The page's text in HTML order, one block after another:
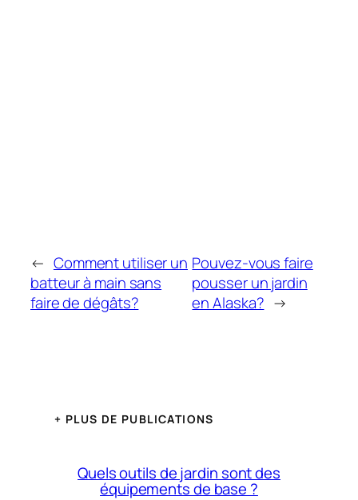
← Comment utiliser un
batteur à main sans
faire de dégâts?
Pouvez-vous faire
pousser un jardin
en Alaska? →
+ PLUS DE PUBLICATIONS
Quels outils de jardin sont des
équipements de base ?